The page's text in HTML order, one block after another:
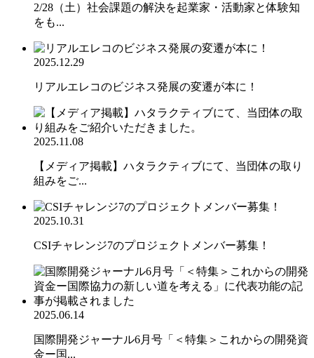
2/28（土）社会課題の解決を起業家・活動家と体験知
をも...
2025.12.29
リアルエレコのビジネス発展の変遷が本に！
2025.11.08
【メディア掲載】ハタラクティブにて、当団体の取り
組みをご...
2025.10.31
CSIチャレンジ7のプロジェクトメンバー募集！
2025.06.14
国際開発ジャーナル6月号「＜特集＞これからの開発資
金ー国...